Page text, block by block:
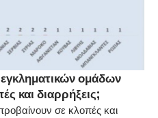
εγκληματικών ομάδων
και διαρρήξεις;
σε κλοπές και